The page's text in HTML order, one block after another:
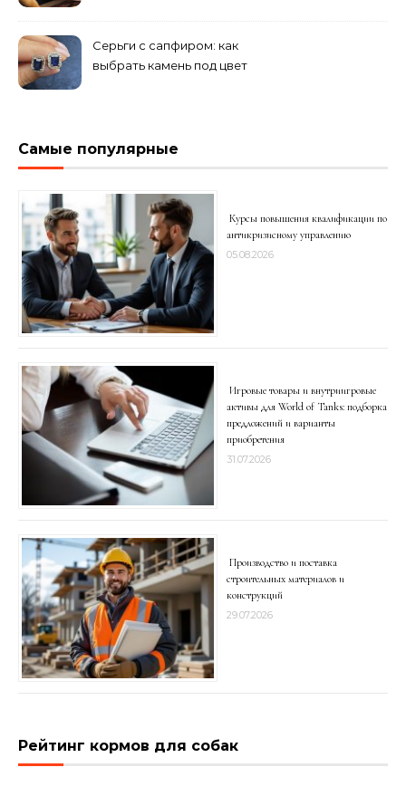
Серьги с сапфиром: как
выбрать камень под цвет
Самые популярные
Курсы повышения квалификации по
антикризисному управлению
05.08.2026
Игровые товары и внутриигровые
активы для World of Tanks: подборка
предложений и варианты
приобретения
31.07.2026
Производство и поставка
строительных материалов и
конструкций
29.07.2026
Рейтинг кормов для собак